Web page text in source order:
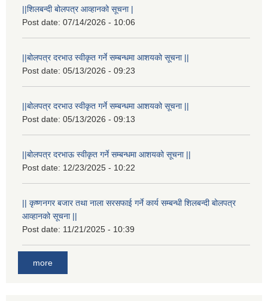
||शिलबन्दी बोलपत्र आव्हानको सूचना |
Post date: 07/14/2026 - 10:06
||बोलपत्र दरभाउ स्वीकृत गर्ने सम्बन्धमा आशयको सूचना ||
Post date: 05/13/2026 - 09:23
||बोलपत्र दरभाउ स्वीकृत गर्ने सम्बन्धमा आशयको सूचना ||
Post date: 05/13/2026 - 09:13
||बोलपत्र दरभाऊ स्वीकृत गर्ने सम्बन्धमा आशयको सूचना ||
Post date: 12/23/2025 - 10:22
|| कृष्णनगर बजार तथा नाला सरसफाई गर्ने कार्य सम्बन्धी शिलबन्दी बोलपत्र
आव्हानको सूचना ||
Post date: 11/21/2025 - 10:39
more